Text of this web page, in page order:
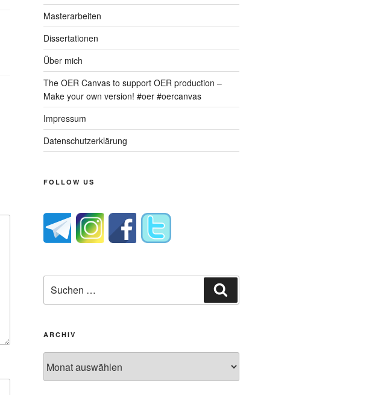
Masterarbeiten
Dissertationen
Über mich
The OER Canvas to support OER production –
Make your own version! #oer #oercanvas
Impressum
Datenschutzerklärung
FOLLOW US
nach:
ARCHIV